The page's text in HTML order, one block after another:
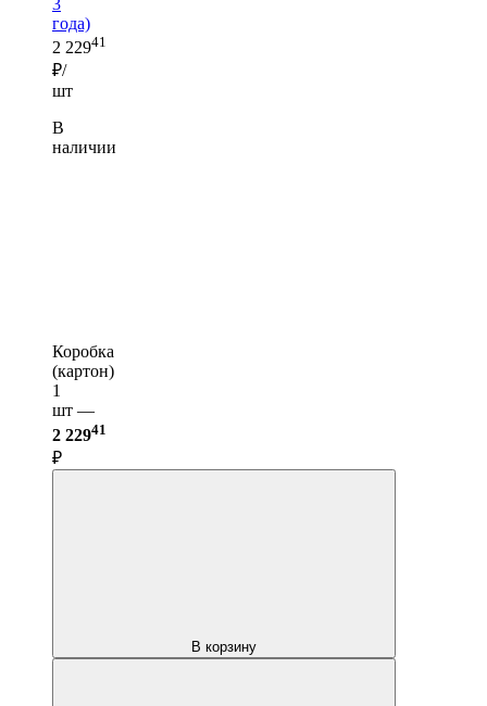
года)
2 22941
₽/
шт
В
наличии
Коробка
(картон)
1
шт —
2 22941
₽
В корзину